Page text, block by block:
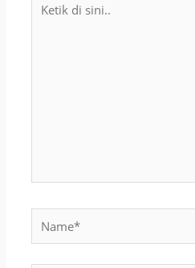
Name*